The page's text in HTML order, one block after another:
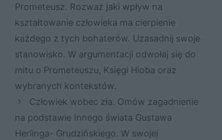
Prometeusz. Rozważ jaki wpływ na
kształtowanie człowieka ma cierpienie
każdego z tych bohaterów. Uzasadnij swoje
stanowisko. W argumentacji odwołaj się do
mitu o Prometeuszu, Księgi Hioba oraz
wybranych kontekstów.
Człowiek wobec zła. Omów zagadnienie
na podstawie Innego świata Gustawa
Herlinga- Grudzińskiego. W swojej